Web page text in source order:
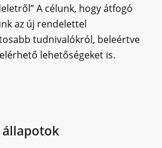
A célunk, hogy átfogó
az új rendelettel
tudnivalókról, beleértve
lehetőségeket is.
állapotok